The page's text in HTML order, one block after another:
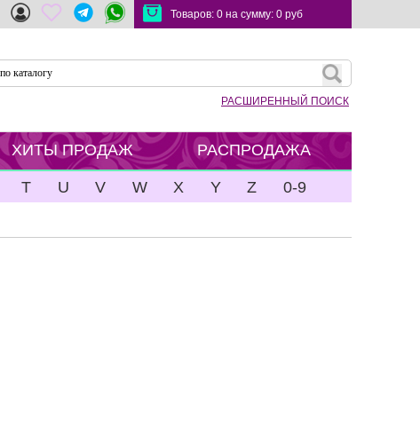
Товаров: 0 на сумму: 0 руб
РАСШИРЕННЫЙ ПОИСК
ХИТЫ ПРОДАЖ РАСПРОДАЖА
T U V W X Y Z 0-9